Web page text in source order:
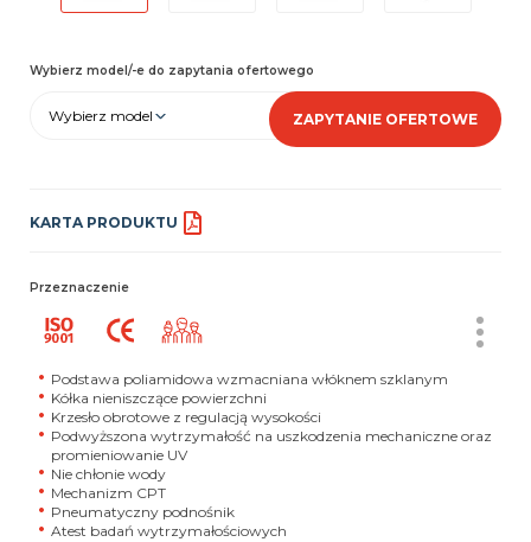
Wybierz model/-e do zapytania ofertowego
Wybierz model ZAPYTANIE OFERTOWE
KARTA PRODUKTU
Przeznaczenie
Podstawa poliamidowa wzmacniana włóknem szklanym
Kółka nieniszczące powierzchni
Krzesło obrotowe z regulacją wysokości
Podwyższona wytrzymałość na uszkodzenia mechaniczne oraz
promieniowanie UV
Nie chłonie wody
Mechanizm CPT
Pneumatyczny podnośnik
Atest badań wytrzymałościowych